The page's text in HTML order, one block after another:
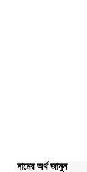
নামের অর্থ জানুন